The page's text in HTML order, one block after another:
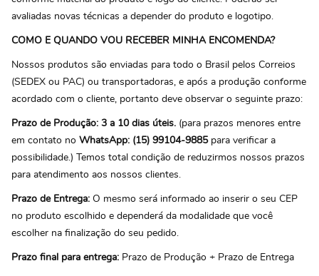
avaliadas novas técnicas a depender do produto e logotipo.
COMO E QUANDO VOU RECEBER MINHA ENCOMENDA?
Nossos produtos são enviadas para todo o Brasil pelos Correios
(SEDEX ou PAC) ou transportadoras, e após a produção conforme
acordado com o cliente, portanto deve observar o seguinte prazo:
Prazo de Produção: 3 a 10 dias úteis. (para prazos menores entre
em contato no WhatsApp: (15) 99104-9885 para verificar a
possibilidade.) Temos total condição de reduzirmos nossos prazos
para atendimento aos nossos clientes.
Prazo de Entrega: O mesmo será informado ao inserir o seu CEP
no produto escolhido e dependerá da modalidade que você
escolher na finalização do seu pedido.
Prazo final para entrega: Prazo de Produção + Prazo de Entrega